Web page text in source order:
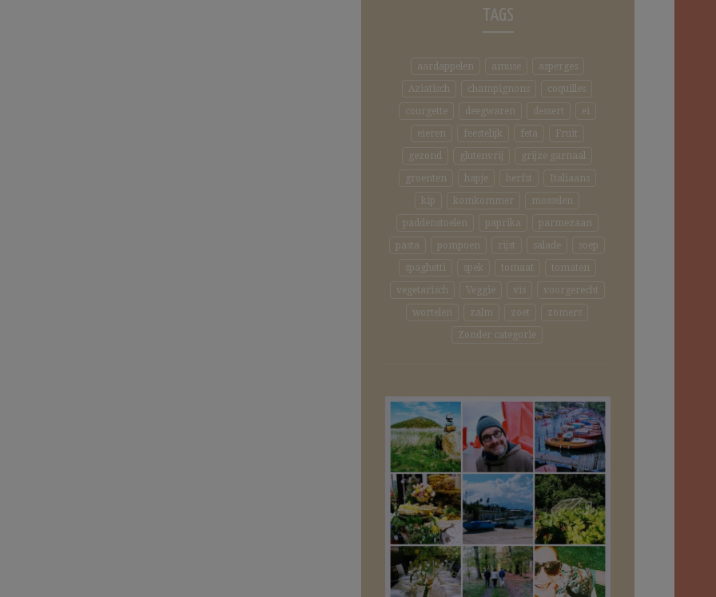
TAGS
aardappelen amuse
asperges
Aziatisch
champignons
coquilles
courgette
deegwaren dessert
ei
eieren
feestelijk feta
Fruit
gezond
glutenvrij
grijze garnaal
groenten
hapje herfst
Italiaans
kip
komkommer
mosselen
paddenstoelen
paprika
parmezaan
pasta
pompoen rijst salade
soep
spaghetti
spek tomaat
tomaten
vegetarisch
Veggie vis
voorgerecht
wortelen
zalm zoet
zomers
Zonder categorie